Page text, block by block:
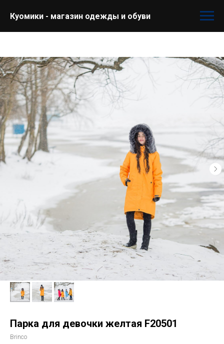
Куомики - магазин одежды и обуви
Парка для девочки желтая F20501
Brinco